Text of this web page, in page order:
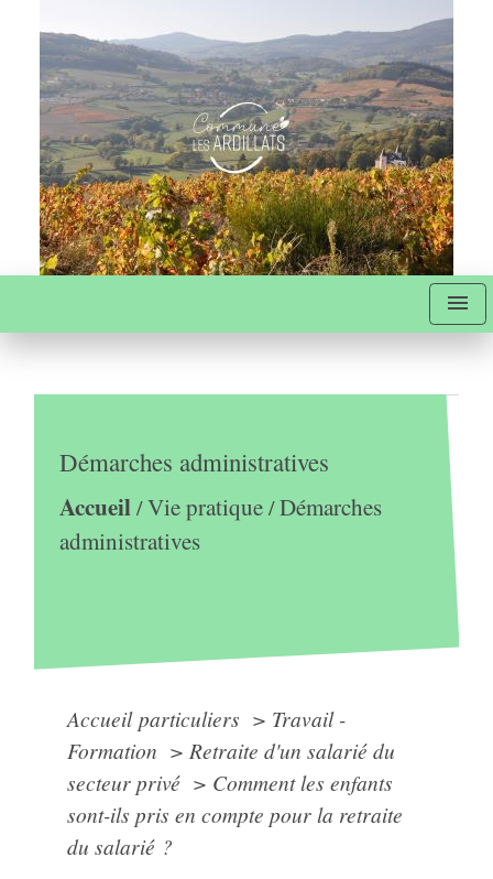
menu
Démarches administratives
Accueil/Vie pratique/Démarches
administratives
Accueil particuliers > Travail -
Formation > Retraite d'un salarié du
secteur privé > Comment les enfants
sont-ils pris en compte pour la retraite
du salarié ?